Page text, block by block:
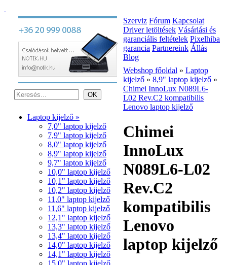
Laptop kijelző »
7,0" laptop kijelző
7,9" laptop kijelző
8,0" laptop kijelző
8,9" laptop kijelző
9,7" laptop kijelző
10,0" laptop kijelző
10,1" laptop kijelző
10,2" laptop kijelző
11,0" laptop kijelző
11,6" laptop kijelző
12,1" laptop kijelző
13,3" laptop kijelző
13,4" laptop kijelző
14,0" laptop kijelző
14,1" laptop kijelző
15,0" laptop kijelző
Szerviz Fórum Kapcsolat
Driver letöltések Vásárlási és
garanciális feltételek Pixelhiba
garancia Partnereink Állás
Blog
Webshop főoldal » Laptop
kijelző » 8,9" laptop kijelző »
Chimei InnoLux N089L6-
L02 Rev.C2 kompatibilis
Lenovo laptop kijelző
Chimei
InnoLux
N089L6-L02
Rev.C2
kompatibilis
Lenovo
laptop kijelző